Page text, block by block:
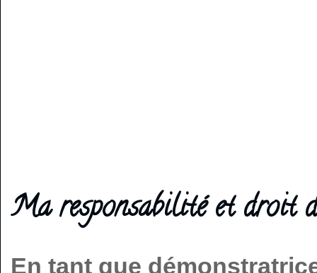
Ma responsabilité et droit
En tant que